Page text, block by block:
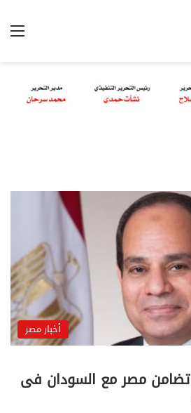
أخبار مصر
مصر مع السودان فى